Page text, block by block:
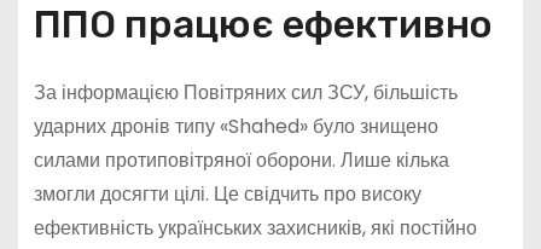
ППО працює ефективно
За інформацією Повітряних сил ЗСУ, більшість
ударних дронів типу «Shahed» було знищено
силами протиповітряної оборони. Лише кілька
змогли досягти цілі. Це свідчить про високу
ефективність українських захисників, які постійно